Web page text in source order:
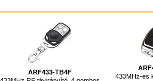
ARF433-TB4F
433MHz-es